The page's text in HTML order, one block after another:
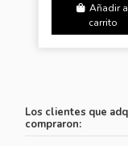
Añadir
carrito
Los clientes que
compraron: